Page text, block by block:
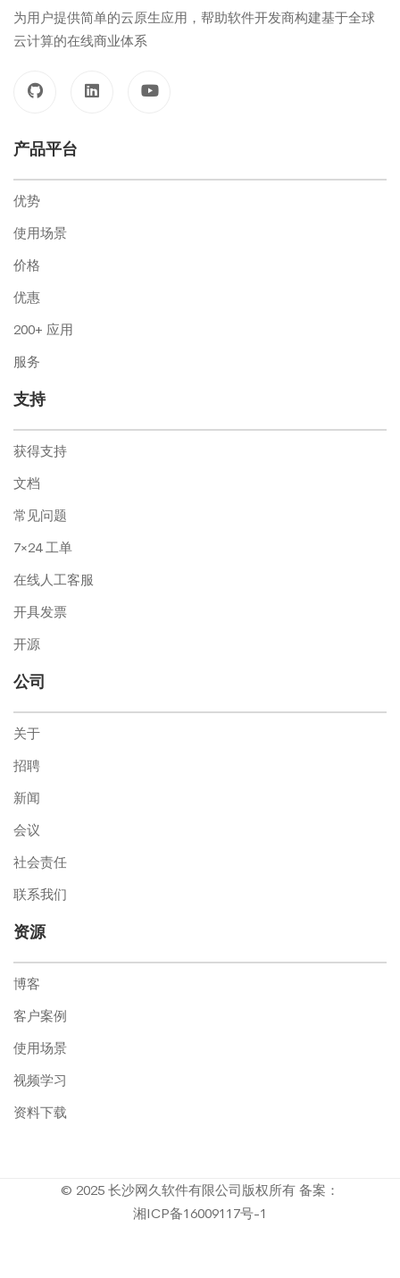
为用户提供简单的云原生应用，帮助软件开发商构建基于全球
云计算的在线商业体系
产品平台
优势
使用场景
价格
优惠
200+ 应用
服务
支持
获得支持
文档
常见问题
7×24 工单
在线人工客服
开具发票
开源
公司
关于
招聘
新闻
会议
社会责任
联系我们
资源
博客
客户案例
使用场景
视频学习
资料下载
© 2025 长沙网久软件有限公司版权所有 备案：
湘ICP备16009117号-1